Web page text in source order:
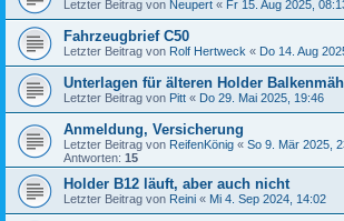
Letzter Beitrag von Neupert « Fr 15. Aug 2025,
Fahrzeugbrief C50
Letzter Beitrag von Rolf Hertweck « Do 14. Aug
Unterlagen für älteren Holder
Letzter Beitrag von Pitt « Do 29. Mai 2025, 19:46
Anmeldung, Versicherung
Letzter Beitrag von ReifenKönig « So 9. Mär 2025,
Antworten: 15
Holder B12 läuft, aber auch nicht
Letzter Beitrag von Reini « Mi 4. Sep 2024, 14:02